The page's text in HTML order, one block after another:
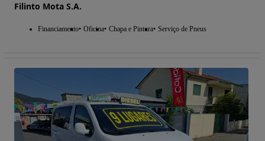
Filinto Mota S.A.
Financiamento Oficina Chapa e Pintura Serviço de Pneus